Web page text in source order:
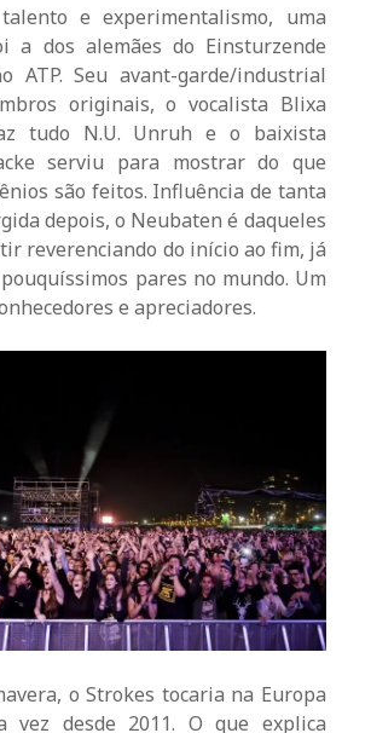
e experimentalismo, uma
a dos alemães do Einsturzende
ATP. Seu avant-garde/industrial
originais, o vocalista Blixa
tudo N.U. Unruh e o baixista
serviu para mostrar do que
são feitos. Influência de tanta
depois, o Neubaten é daqueles
reverenciando do início ao fim, já
pares no mundo. Um
e apreciadores.
o Strokes tocaria na Europa
vez desde 2011. O que explica